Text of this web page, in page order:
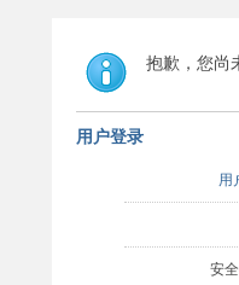
抱歉，您尚
用户登录
用
安